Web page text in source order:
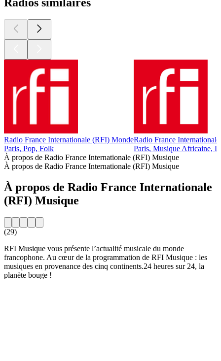
Radio France Internationale (RFI) Monde
Paris, Pop, Folk
Radio France
Paris, Musique Africaine,
À propos de Radio France Internationale (RFI) Musique
À propos de Radio France Internationale (RFI) Musique
À propos de Radio France Internationale
(RFI) Musique
(29)
RFI Musique vous présente l’actualité musicale du monde
francophone. Au cœur de la programmation de RFI Musique : les
musiques en provenance des cinq continents.24 heures sur 24, la
planète bouge !